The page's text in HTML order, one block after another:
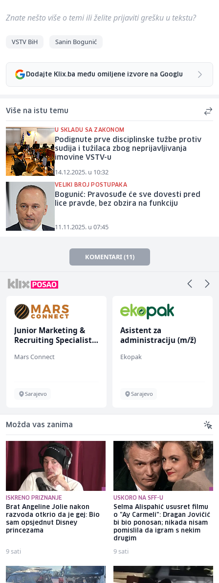
Znate nešto više o temi ili želite prijaviti grešku u tekstu?
VSTV BiH Sanin Bogunić
Dodajte Klix.ba među omiljene izvore na Googlu
Više na istu temu
U SKLADU SA ZAKONOM
Podignute prve disciplinske tužbe protiv
sudija i tužilaca zbog neprijavljivanja
imovine VSTV-u
14.12.2025. u 10:32
VELIKI BROJ POSTUPAKA
Bogunić: Pravosuđe će sve dovesti pred
lice pravde, bez obzira na funkciju
11.11.2025. u 07:45
KOMENTARI (11)
Marketing &
Specialist
Asistent za
administraciju (m/ž)
Možda vas zanima
ISKRENO PRIZNANJE
Brat Angeline Jolie nakon
razvoda otkrio da je gej: Bio
sam opsjednut Disney
princezama
9 sati
USKORO NA SFF-U
Selma Alispahić ususret filmu
o "Ay Carmeli": Dragan Jovičić
bi bio ponosan; nikada nisam
pomislila da igram s nekim
drugim
9 sati